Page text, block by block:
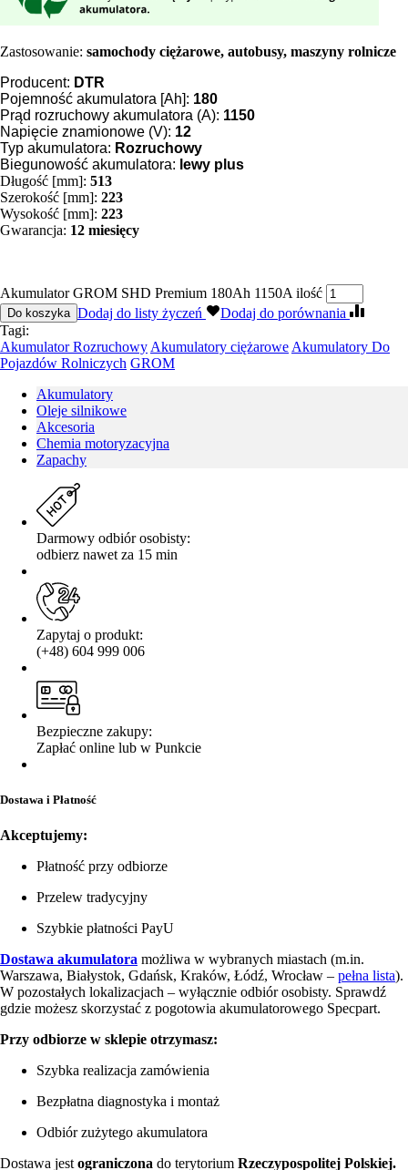
Zastosowanie: samochody ciężarowe, autobusy, maszyny rolnicze
Producent: DTR
Pojemność akumulatora [Ah]: 180
Prąd rozruchowy akumulatora (A): 1150
Napięcie znamionowe (V): 12
Typ akumulatora: Rozruchowy
Biegunowość akumulatora: lewy plus
Długość [mm]: 513
Szerokość [mm]: 223
Wysokość [mm]: 223
Gwarancja: 12 miesięcy
Akumulator GROM SHD Premium 180Ah 1150A ilość
Do koszyka Dodaj do listy życzeń
Dodaj do porównania
Tagi:
Akumulator Rozruchowy Akumulatory ciężarowe Akumulatory Do
Pojazdów Rolniczych GROM
Akumulatory
Oleje silnikowe
Akcesoria
Chemia motoryzacyjna
Zapachy
Darmowy odbiór osobisty:
odbierz nawet za 15 min
Zapytaj o produkt:
(+48) 604 999 006
Bezpieczne zakupy:
Zapłać online lub w Punkcie
Dostawa i Płatność
Akceptujemy:
Płatność przy odbiorze
Przelew tradycyjny
Szybkie płatności PayU
Dostawa akumulatora możliwa w wybranych miastach (m.in.
Warszawa, Białystok, Gdańsk, Kraków, Łódź, Wrocław – pełna lista).
W pozostałych lokalizacjach – wyłącznie odbiór osobisty. Sprawdź
gdzie możesz skorzystać z pogotowia akumulatorowego Specpart.
Przy odbiorze w sklepie otrzymasz:
Szybka realizacja zamówienia
Bezpłatna diagnostyka i montaż
Odbiór zużytego akumulatora
Dostawa jest ograniczona do terytorium Rzeczypospolitej Polskiej.